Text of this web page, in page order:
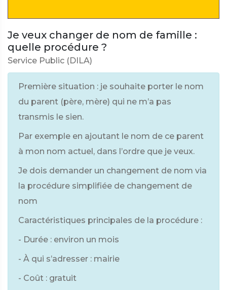
Je veux changer de nom de famille :
quelle procédure ?
Service Public (DILA)
Première situation : je souhaite porter le nom
du parent (père, mère) qui ne m’a pas
transmis le sien.
Par exemple en ajoutant le nom de ce parent
à mon nom actuel, dans l’ordre que je veux.
Je dois demander un changement de nom via
la procédure simplifiée de changement de
nom
Caractéristiques principales de la procédure :
- Durée : environ un mois
- À qui s’adresser : mairie
- Coût : gratuit